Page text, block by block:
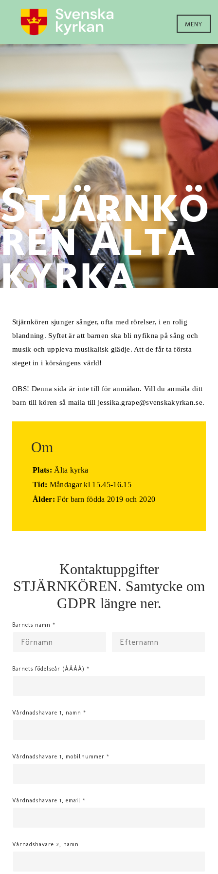
MENY
Stjärnkö
ren Älta
kyrka
Stjärnkören sjunger sånger, ofta med rörelser, i en rolig
blandning. Syftet är att barnen ska bli nyfikna på sång och
musik och uppleva musikalisk glädje. Att de får ta första
steget in i körsångens värld!
OBS! Denna sida är inte till för anmälan. Vill du anmäla ditt
barn till kören så maila till jessika.grape@svenskakyrkan.se.
Om
Plats: Älta kyrka
Tid: Måndagar kl 15.45-16.15
Ålder: För barn födda 2019 och 2020
Kontaktuppgifter
STJÄRNKÖREN. Samtycke om
GDPR längre ner.
Barnets namn *
Barnets födelseår (ÅÅÅÅ) *
Vårdnadshavare 1, namn *
Vårdnadshavare 1, mobilnummer *
Vårdnadshavare 1, email *
Vårnadshavare 2, namn